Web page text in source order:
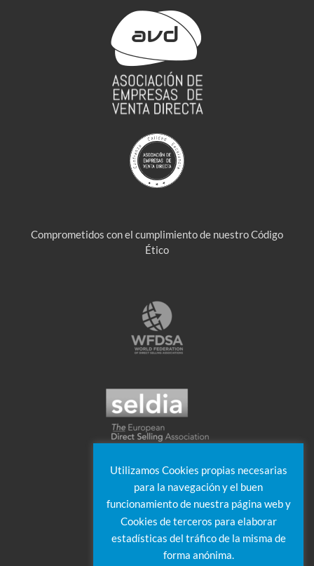
Comprometidos con el cumplimiento de nuestro Código
Ético
Utilizamos Cookies propias necesarias
para la navegación y el buen
funcionamiento de nuestra página web y
Cookies de terceros para elaborar
estadísticas del tráfico de la misma de
forma anónima.